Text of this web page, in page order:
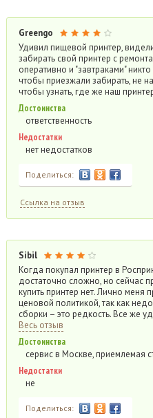
Greengo
Удивил пищевой принтер,
забирать свой принтер с
оперативно и "завтраками"
чтобы приезжали забирать, не
чтобы узнать, где же наш
Достоинства
ответственность
Недостатки
нет недостатков
Поделиться:
Ссылка на отзыв
Sibil
Когда покупал принтер в
достаточно сложно, но сейчас
купить принтер нет. Лично меня
ценовой политикой, так как
сборки – это редкость. Все же
Весь отзыв
Достоинства
сервис в Москве, приемлемая
Недостатки
не
Поделиться: